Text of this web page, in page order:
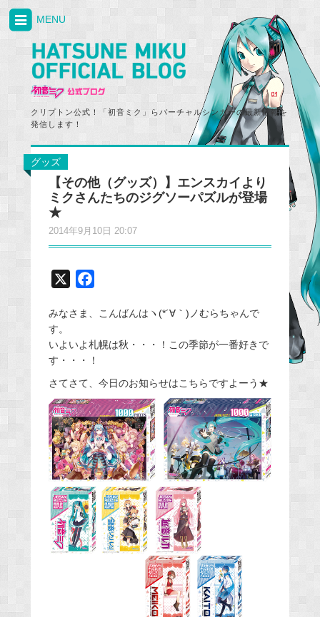
クリプトン公式！「初音ミク」らバーチャルシンガーの最新情報を
発信します！
MENU
グッズ
【その他（グッズ）】エンスカイより
ミクさんたちのジグソーパズルが登場
★
2014年9月10日 20:07
c
b
k
みなさま、こんばんはヽ(*´∀｀)ノむらちゃんで
す。
いよいよ札幌は秋・・・！この季節が一番好きで
す・・・！
さてさて、今日のお知らせはこちらですよーう★